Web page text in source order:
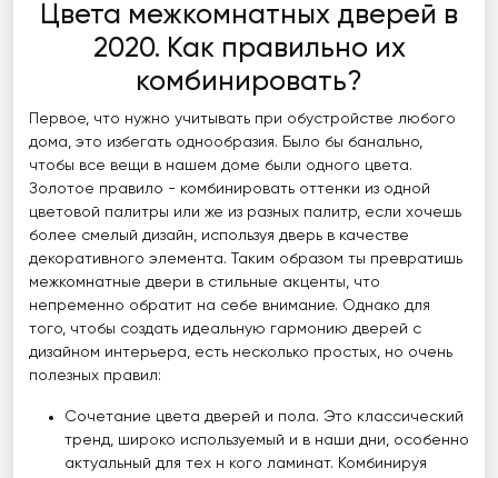
Цвета межкомнатных дверей в
2020. Как правильно их
комбинировать?
Первое, что нужно учитывать при обустройстве любого
дома, это избегать однообразия. Было бы банально,
чтобы все вещи в нашем доме были одного цвета.
Золотое правило - комбинировать оттенки из одной
цветовой палитры или же из разных палитр, если хочешь
более смелый дизайн, используя дверь в качестве
декоративного элемента. Таким образом ты превратишь
межкомнатные двери в стильные акценты, что
непременно обратит на себе внимание. Однако для
того, чтобы создать идеальную гармонию дверей с
дизайном интерьера, есть несколько простых, но очень
полезных правил:
Сочетание цвета дверей и пола. Это классический
тренд, широко используемый и в наши дни, особенно
актуальный для тех н кого ламинат. Комбинируя